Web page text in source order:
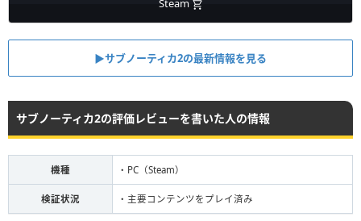
Steam
▶︎サブノーティカ2の最新情報を見る
サブノーティカ2の評価レビューを書いた人の情報
機種 ・PC（Steam）
検証状況 ・主要コンテンツをプレイ済み